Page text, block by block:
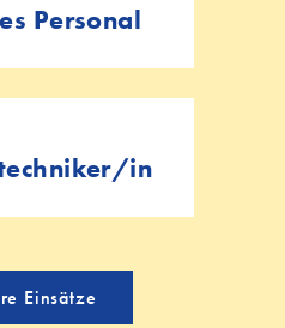
Personal
in
Einsätze